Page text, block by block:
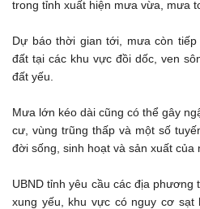
trong tỉnh xuất hiện mưa vừa, mưa
Dự báo thời gian tới, mưa còn
đất tại các khu vực đồi dốc, ven
đất yếu.
Mưa lớn kéo dài cũng có thể gây
cư, vùng trũng thấp và một số
đời sống, sinh hoạt và sản xuất của
UBND tỉnh yêu cầu các địa
xung yếu, khu vực có nguy cơ